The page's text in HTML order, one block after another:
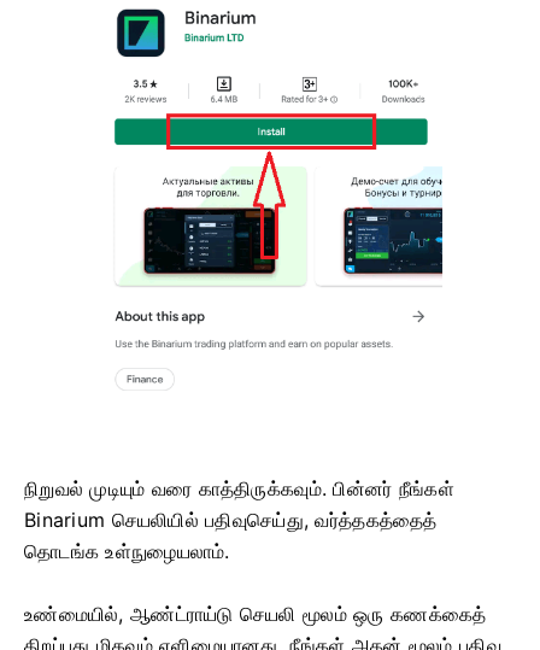
நிறுவல் முடியும் வரை காத்திருக்கவும். பின்னர் நீங்கள்
Binarium செயலியில் பதிவுசெய்து, வர்த்தகத்தைத்
தொடங்க உள்நுழையலாம்.
உண்மையில், ஆண்ட்ராய்டு செயலி மூலம் ஒரு கணக்கைத்
திறப்பது மிகவும் எளிமையானது. நீங்கள் அதன் மூலம் பதிவு